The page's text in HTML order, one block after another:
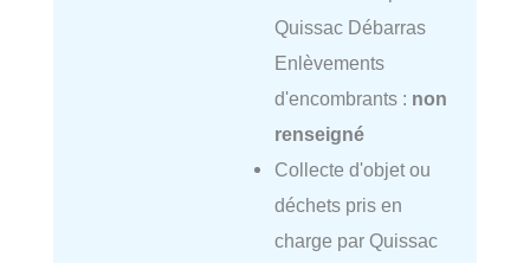
Quissac Débarras
Enlèvements
d'encombrants : non
renseigné
Collecte d'objet ou
déchets pris en
charge par Quissac